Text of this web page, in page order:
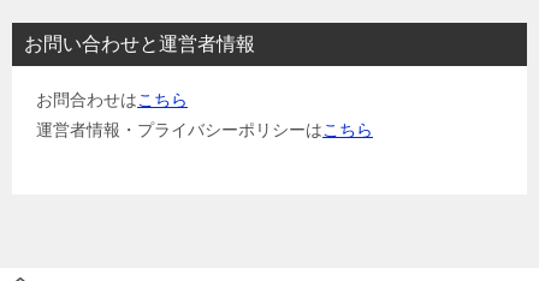
お問い合わせと運営者情報
お問合わせはこちら
運営者情報・プライバシーポリシーはこちら